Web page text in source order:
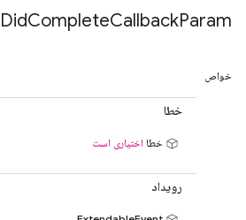
DidCompleteCallbackParam
خواص
خطا
خطا اختیاری است
رویداد